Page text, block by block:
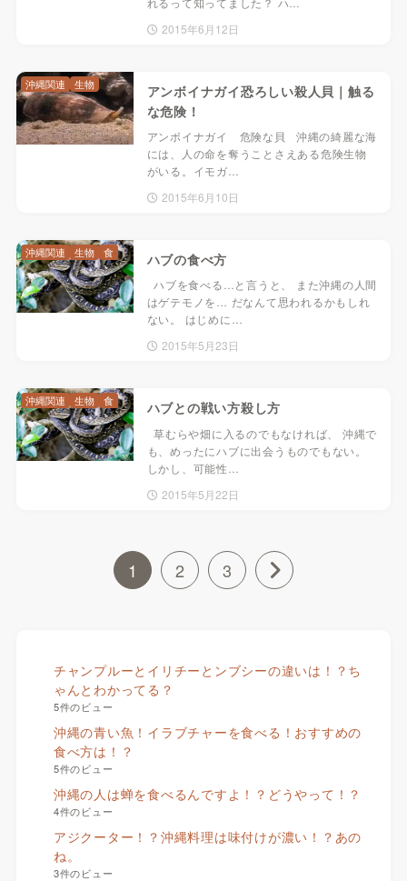
2015年6月12日
アンボイナガイ恐ろしい殺人貝｜触る
な危険！
アンボイナガイ 危険な貝 沖縄の綺麗な海
には、人の命を奪うことさえある危険生物
がいる。イモガ…
2015年6月10日
沖縄関連 生物
ハブの食べ方
ハブを食べる…と言うと、 また沖縄の人間
はゲテモノを… だなんて思われるかもしれ
ない。 はじめに…
2015年5月23日
沖縄関連 生物 食
ハブとの戦い方殺し方
草むらや畑に入るのでもなければ、 沖縄で
も、めったにハブに出会うものでもない。
しかし、可能性…
2015年5月22日
沖縄関連 生物 食
1 2 3
チャンプルーとイリチーとンブシーの違いは！？ち
ゃんとわかってる？
5件のビュー
沖縄の青い魚！イラブチャーを食べる！おすすめの
食べ方は！？
5件のビュー
沖縄の人は蝉を食べるんですよ！？どうやって！？
4件のビュー
アジクーター！？沖縄料理は味付けが濃い！？あの
ね。
3件のビュー